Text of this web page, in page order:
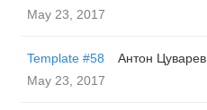
May 23, 2017
Template #58
Антон Цуварев
May 23, 2017